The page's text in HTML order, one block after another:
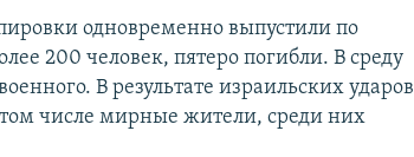
одновременно выпустили по
200 человек, пятеро погибли. В среду
В результате израильских ударов
числе мирные жители, среди них